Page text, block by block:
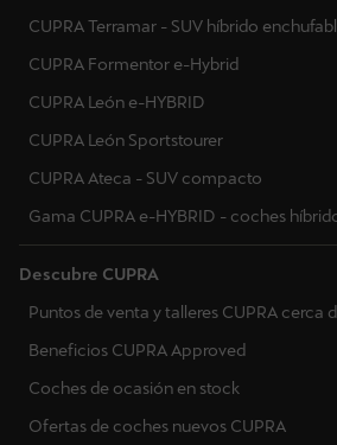
CUPRA Terramar - SUV híbrido
CUPRA Formentor e-Hybrid
CUPRA León e-HYBRID
CUPRA León Sportstourer
CUPRA Ateca - SUV compacto
Gama CUPRA e-HYBRID - coches
Descubre CUPRA
Puntos de venta y talleres CUPRA cerca
Beneficios CUPRA Approved
Coches de ocasión en stock
Ofertas de coches nuevos CUPRA